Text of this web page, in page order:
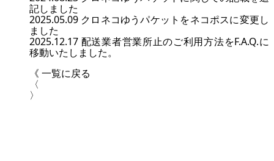
記しました
2025.05.09 クロネコゆうパケットをネコポスに変更し
ました
2025.12.17 配送業者営業所止のご利用方法をF.A.Q.に
移動いたしました。
《 一覧に戻る
Previous Page
〈
Next Page
〉